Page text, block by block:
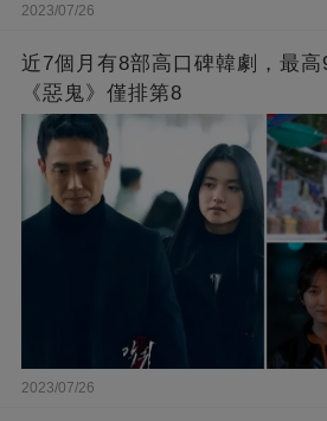
2023/07/26
近7個月有8部高口碑韓劇，最高
《惡鬼》僅排第8
2023/07/26